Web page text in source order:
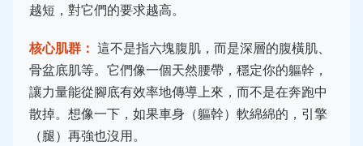
越短，對它們的要求越高。
核心肌群： 這不是指六塊腹肌，而是深層的腹橫肌、
骨盆底肌等。它們像一個天然腰帶，穩定你的軀幹，
讓力量能從腳底有效率地傳導上來，而不是在奔跑中
散掉。想像一下，如果車身（軀幹）軟綿綿的，引擎
（腿）再強也沒用。